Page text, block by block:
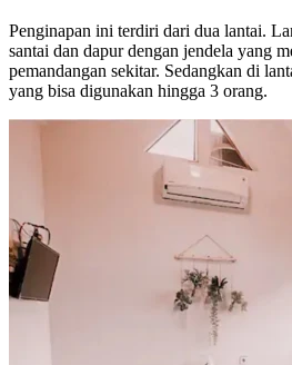
Penginapan ini terdiri dari dua lantai.
santai dan dapur dengan jendela yang
pemandangan sekitar. Sedangkan di
yang bisa digunakan hingga 3 orang.